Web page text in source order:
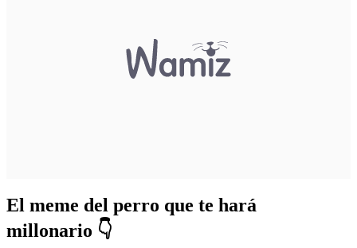
El meme del perro que te hará
millonario 👇